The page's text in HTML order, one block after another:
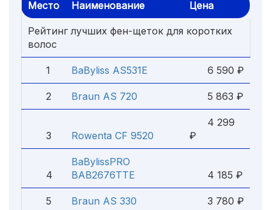
Место Наименование Цена
Рейтинг лучших фен-щеток для коротких
волос
1 BaByliss AS531E 6 590 ₽
2 Braun AS 720 5 863 ₽
3 Rowenta CF 9520
4 299
₽
4
BaBylissPRO
BAB2676TTE
4 185 ₽
5 Braun AS 330 3 780 ₽